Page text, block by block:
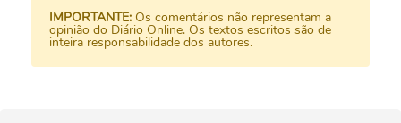
IMPORTANTE: Os comentários não representam a
opinião do Diário Online. Os textos escritos são de
inteira responsabilidade dos autores.